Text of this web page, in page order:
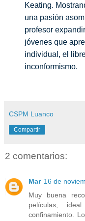
Keating.
una pasión
profesor
jóvenes que
individual, el
inconformismo.
CSPM Luanco
Compartir
2 comentarios:
Mar 16 de
Muy buena
películas,
confinamiento.